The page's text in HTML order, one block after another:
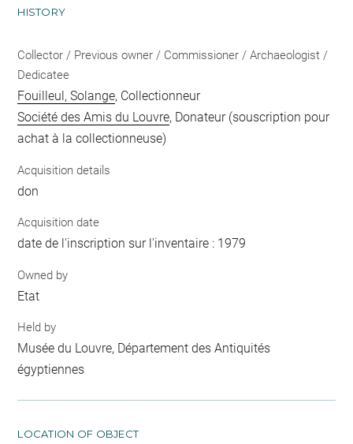
HISTORY
Collector / Previous owner / Commissioner / Archaeologist /
Dedicatee
Fouilleul, Solange, Collectionneur
Société des Amis du Louvre, Donateur (souscription pour
achat à la collectionneuse)
Acquisition details
don
Acquisition date
date de l'inscription sur l'inventaire : 1979
Owned by
Etat
Held by
Musée du Louvre, Département des Antiquités
égyptiennes
LOCATION OF OBJECT